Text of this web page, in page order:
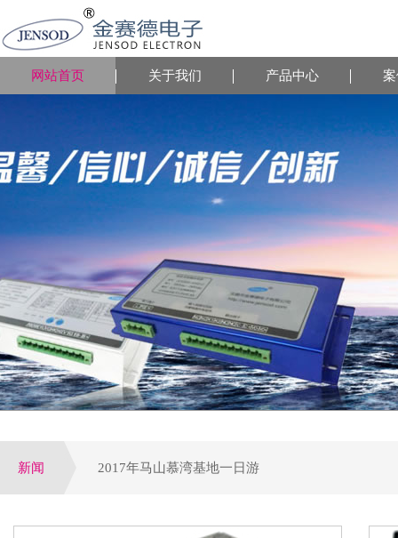
网站首页 关于我们 产品中心
新闻 2017年马山慕湾基地一日游